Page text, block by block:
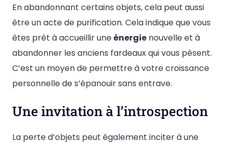
En abandonnant certains objets, cela peut aussi
être un acte de purification. Cela indique que vous
êtes prêt à accueillir uneénergie nouvelle et à
abandonner les anciens fardeaux qui vous pèsent.
C’est un moyen de permettre à votre croissance
personnelle de s’épanouir sans entrave.
Une invitation à l’introspection
La perte d’objets peut également inciter à une